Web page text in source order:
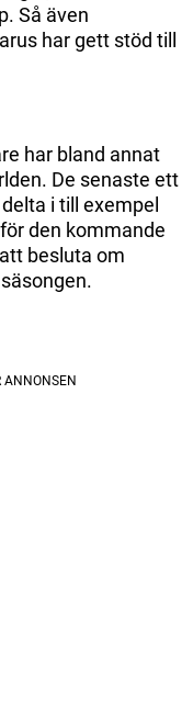
Så även
har gett stöd till
har bland annat
De senaste ett
i till exempel
den kommande
besluta om